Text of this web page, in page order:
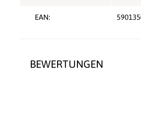
BEWERTUNGEN
EAN: